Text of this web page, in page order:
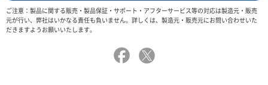
ご注意：製品に関する販売・製品保証・サポート・アフターサービス等の対応は製造元・販売
元が行い、弊社はいかなる責任も負いません。詳しくは、製造元・販売元にお問い合わせいた
だきますようお願いいたします。